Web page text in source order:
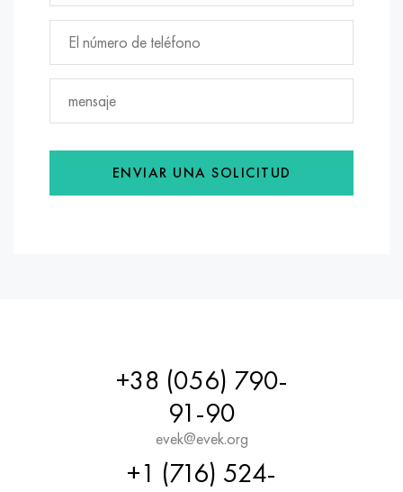
ENVIAR UNA SOLICITUD
+38 (056) 790-
91-90
evek@evek.org
+1 (716) 524-